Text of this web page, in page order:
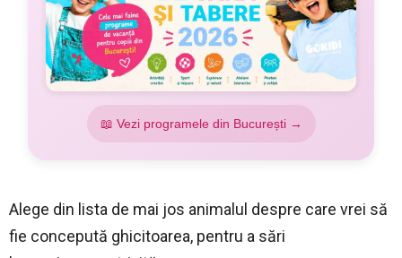
📖 Vezi programele din București →
Alege din lista de mai jos animalul despre care vrei să
fie concepută ghicitoarea, pentru a sări